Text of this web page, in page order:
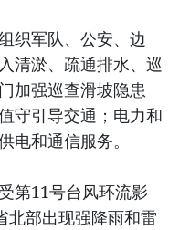
织军队、公安、边
清淤、疏通排水、巡
加强巡查滑坡隐患
守引导交通；电力和
电和通信服务。
第11号台风环流影
北部出现强降雨和雷